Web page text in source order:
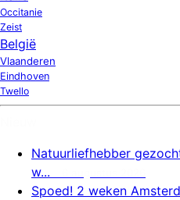
Occitanie
Zeist
België
Vlaanderen
Eindhoven
Twello
Natuurliefhebber
w...
Spoed! 2 weken